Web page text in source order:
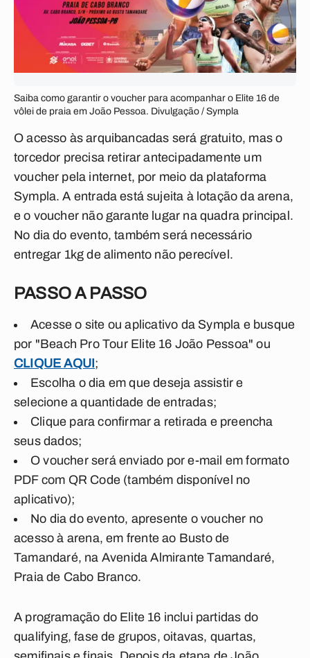
Saiba como garantir o voucher para acompanhar o Elite 16 de
vôlei de praia em João Pessoa. Divulgação / Sympla
O acesso às arquibancadas será gratuito, mas o
torcedor precisa retirar antecipadamente um
voucher pela internet, por meio da plataforma
Sympla. A entrada está sujeita à lotação da arena,
e o voucher não garante lugar na quadra principal.
No dia do evento, também será necessário
entregar 1kg de alimento não perecível.
PASSO A PASSO
Acesse o site ou aplicativo da Sympla e busque
por "Beach Pro Tour Elite 16 João Pessoa" ou
CLIQUE AQUI ;
Escolha o dia em que deseja assistir e
selecione a quantidade de entradas;
Clique para confirmar a retirada e preencha
seus dados;
O voucher será enviado por e-mail em formato
PDF com QR Code (também disponível no
aplicativo);
No dia do evento, apresente o voucher no
acesso à arena, em frente ao Busto de
Tamandaré, na Avenida Almirante Tamandaré,
Praia de Cabo Branco.
A programação do Elite 16 inclui partidas do
qualifying, fase de grupos, oitavas, quartas,